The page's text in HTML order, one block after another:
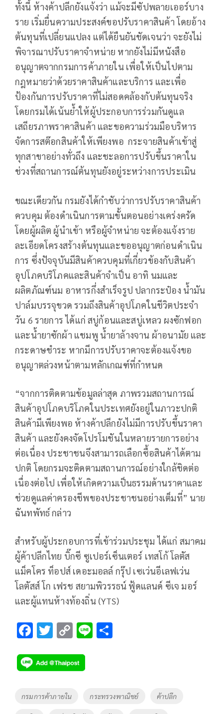
ทั้งนี้ ห้างค้าปลีกยังแจ้งว่า แม้จะมีซัปพลายเออร์บาง
ราย เริ่มยื่นความประสงค์ขอปรับราคาสินค้า โดยอ้าง
ต้นทุนที่เปลี่ยนแปลง แต่ได้ยืนยันชัดเจนว่า จะยังไม่
พิจารณาปรับราคาจำหน่าย หากยังไม่มีหนังสือ
อนุญาตจากกรมการค้าภายใน เพื่อให้เป็นไปตาม
กฎหมายว่าด้วยราคาสินค้าและบริการ และเพื่อ
ป้องกันการปรับราคาที่ไม่สอดคล้องกับต้นทุนจริง
โดยกรมได้เน้นย้ำให้ผู้ประกอบการร่วมกันดูแล
เสถียรภาพราคาสินค้า และขอความร่วมมือบริหาร
จัดการสต๊อกสินค้าให้เพียงพอ กระจายสินค้าเข้าสู่
ทุกสาขาอย่างทั่วถึง และชะลอการปรับขึ้นราคาใน
ช่วงที่สถานการณ์ต้นทุนยังอยู่ระหว่างการประเมิน
ขณะเดียวกัน กรมยังได้กำชับว่าการปรับราคาสินค้า
ควบคุม ต้องดำเนินการตามขั้นตอนอย่างเคร่งครัด
โดยผู้ผลิต ผู้นำเข้า หรือผู้จำหน่าย จะต้องแจ้งราย
ละเอียดโครงสร้างต้นทุนและขออนุญาตก่อนดำเนิน
การ ซึ่งปัจจุบันมีสินค้าควบคุมที่เกี่ยวข้องกับสินค้า
อุปโภคบริโภคและสินค้าจำเป็น อาทิ นมและ
ผลิตภัณฑ์นม อาหารกึ่งสำเร็จรูป ปลากระป๋อง น้ำมัน
ปาล์มบรรจุขวด รวมถึงสินค้าอุปโภคในชีวิตประจำ
วัน 6 รายการ ได้แก่ สบู่ก้อนและสบู่เหลว ผงซักฟอก
และน้ำยาซักผ้า แชมพู น้ำยาล้างจาน ผ้าอนามัย และ
กระดาษชำระ หากมีการปรับราคาจะต้องแจ้งขอ
อนุญาตล่วงหน้าตามหลักเกณฑ์ที่กำหนด
“จากการติดตามข้อมูลล่าสุด ภาพรวมสถานการณ์
สินค้าอุปโภคบริโภคในประเทศยังอยู่ในภาวะปกติ
สินค้ามีเพียงพอ ห้างค้าปลีกยังไม่มีการปรับขึ้นราคา
สินค้า และยังคงจัดโปรโมชันในหลายรายการอย่าง
ต่อเนื่อง ประชาชนจึงสามารถเลือกซื้อสินค้าได้ตาม
ปกติ โดยกรมจะติดตามสถานการณ์อย่างใกล้ชิดต่อ
เนื่องต่อไป เพื่อให้เกิดความเป็นธรรมด้านราคาและ
ช่วยดูแลค่าครองชีพของประชาชนอย่างเต็มที่” นาย
ฉันทพัทธ์ กล่าว
สำหรับผู้ประกอบการที่เข้าร่วมประชุม ได้แก่ สมาคม
ผู้ค้าปลีกไทย บิ๊กซี ซูเปอร์เซ็นเตอร์ เทสโก้ โลตัส
แม็คโคร ท็อปส์ เดอะมอลล์ กรุ๊ป เซเว่นอีเลฟเว่น
โลตัสส์ โก เฟรช สยามพิวรรธน์ ฟู้ดแลนด์ ซีเจ มอร์
และผู้แทนห้างท้องถิ่น (YTS)
F
e
b
o
T
tt
er
C
p
y
n
Li
Tags
กรมการค้าภายใน กระทรวงพาณิชย์ ค้าปลีก